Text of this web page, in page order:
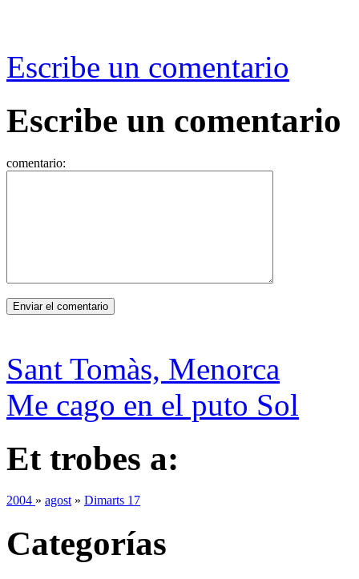
Escribe un comentario
Escribe un comentario
comentario:
Sant Tomàs, Menorca
Me cago en el puto Sol
Et trobes a:
2004 » agost » Dimarts 17
Categorías